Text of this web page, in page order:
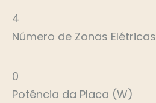
4
Número de Zonas Elétricas
0
Potência da Placa (W)